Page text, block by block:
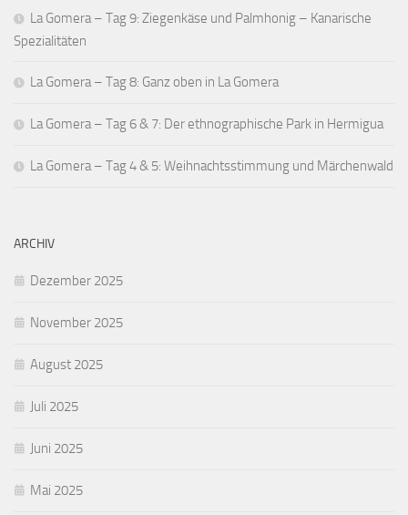
La Gomera – Tag 9: Ziegenkäse und Palmhonig – Kanarische
Spezialitäten
La Gomera – Tag 8: Ganz oben in La Gomera
La Gomera – Tag 6 & 7: Der ethnographische Park in Hermigua
La Gomera – Tag 4 & 5: Weihnachtsstimmung und Märchenwald
ARCHIV
Dezember 2025
November 2025
August 2025
Juli 2025
Juni 2025
Mai 2025